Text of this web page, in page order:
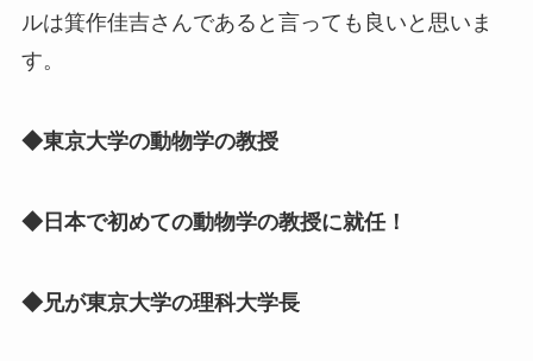
ルは箕作佳吉さんであると言っても良いと思いま
す。
◆東京大学の動物学の教授
◆日本で初めての動物学の教授に就任！
◆兄が東京大学の理科大学長